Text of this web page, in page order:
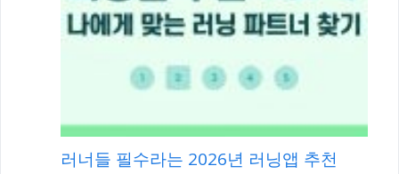
러너들 필수라는 2026년 러닝앱 추천